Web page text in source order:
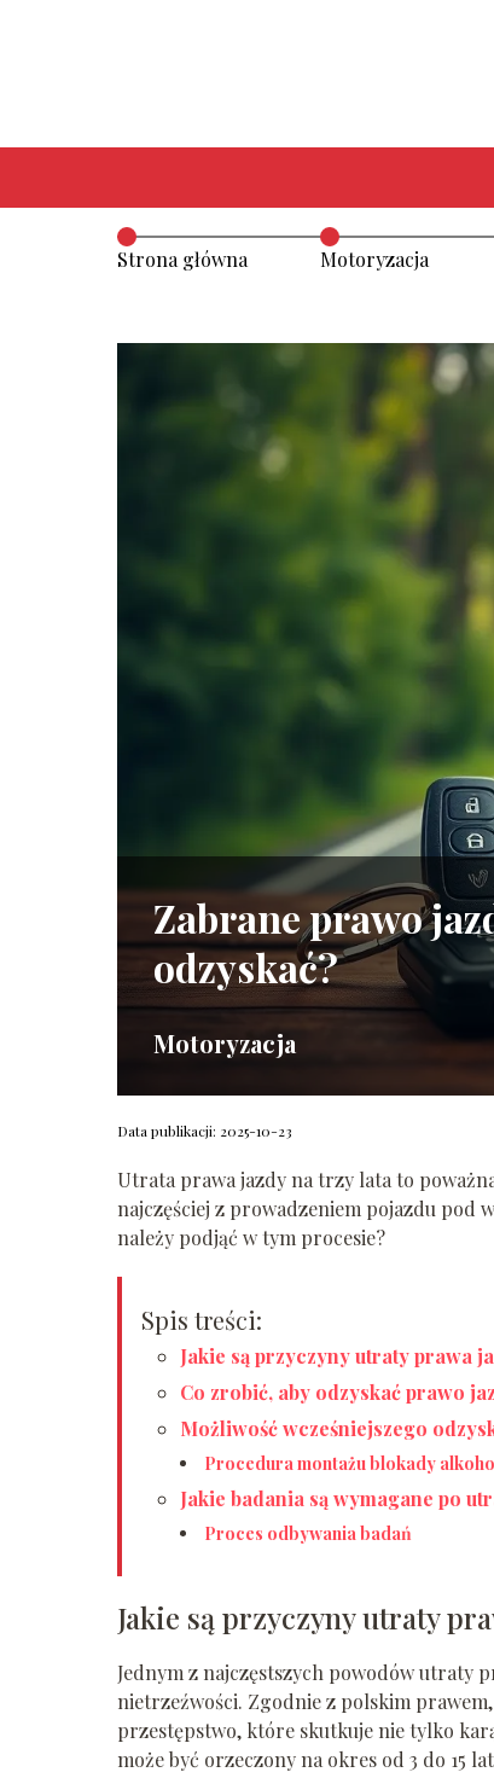
Strona główna Motoryzacja
Zabrane prawo
odzyskać?
Motoryzacja
Data publikacji: 2025-10-23
Utrata prawa jazdy na trzy lata to
najczęściej z prowadzeniem pojazdu pod
należy podjąć w tym procesie?
Spis treści:
Jakie są przyczyny utraty prawa
Co zrobić, aby odzyskać prawo
Możliwość wcześniejszego
Procedura montażu blokady
Jakie badania są wymagane po
Proces odbywania badań
Jakie są przyczyny utraty
Jednym z najczęstszych powodów utraty
nietrzeźwości. Zgodnie z polskim
przestępstwo, które skutkuje nie tylko
może być orzeczony na okres od 3 do 15